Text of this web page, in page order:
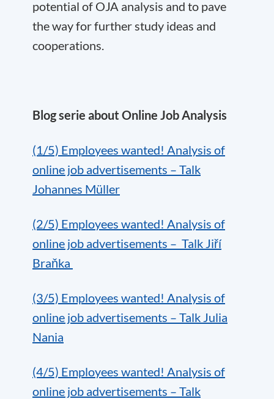
potential of OJA analysis and to pave
the way for further study ideas and
cooperations.
Blog serie about Online Job Analysis
(1/5) Employees wanted! Analysis of
online job advertisements – Talk
Johannes Müller
(2/5) Employees wanted! Analysis of
online job advertisements – Talk Jiří
Braňka
(3/5) Employees wanted! Analysis of
online job advertisements – Talk Julia
Nania
(4/5) Employees wanted! Analysis of
online job advertisements – Talk